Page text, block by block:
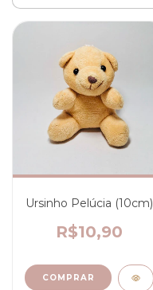
Ursinho Pelúcia (10cm)
R$10,90